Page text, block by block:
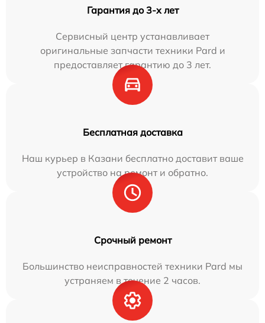
Гарантия до 3-х лет
Сервисный центр устанавливает
оригинальные запчасти техники Pard и
предоставляет гарантию до 3 лет.
Бесплатная доставка
Наш курьер в Казани бесплатно доставит ваше
устройство на ремонт и обратно.
Срочный ремонт
Большинство неисправностей техники Pard мы
устраняем в течение 2 часов.